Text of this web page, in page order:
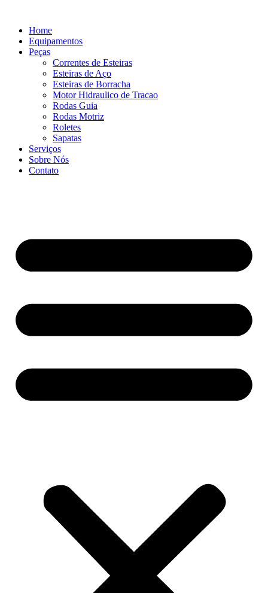
conteúdo
Home
Equipamentos
Peças
Correntes de Esteiras
Esteiras de Aço
Esteiras de Borracha
Motor Hidraulico de Tracao
Rodas Guia
Rodas Motriz
Roletes
Sapatas
Serviços
Sobre Nós
Contato